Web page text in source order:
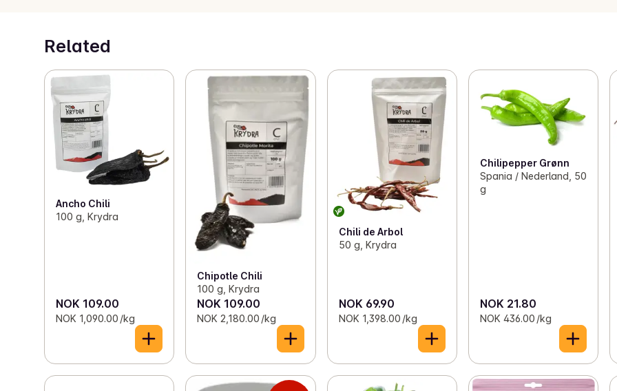
utmerket i gryteretter, supper og kjøttretter, hvor den
gir en mild, men distinkt smak som harmonerer med
andre ingredienser. Prøv å bløtlegge chilien i varmt
vann for å lage en glatt og rik chilipuré som kan brukes
som base i sauser og marinader.
Guajillo chili er kjent for sin allsidighet og gir et
autentisk preg til enhver rett. Den er et perfekt valg
for alle som ønsker å utforske ekte meksikanske
smaker hjemme.
Related
Ancho Chili
100 g, Krydra
NOK 109.00
NOK 1,090.00 /kg
Chipotle Chili
100 g, Krydra
NOK 109.00
NOK 2,180.00 /kg
Chili de Arbol
50 g, Krydra
NOK 69.90
NOK 1,398.00 /kg
Chilipepper Grønn
Spania / Nederland, 50
g
NOK 21.80
NOK 436.00 /kg